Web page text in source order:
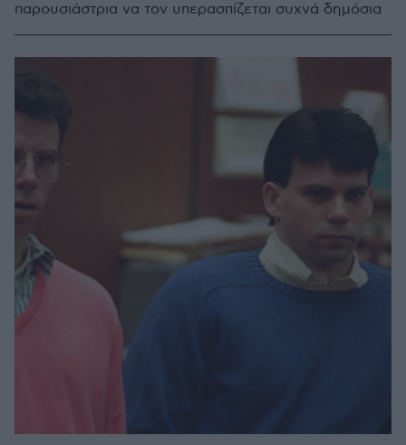
παρουσιάστρια να τον υπερασπίζεται συχνά δημόσια